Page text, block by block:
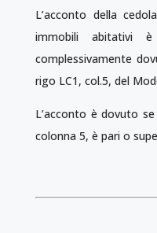
L’acconto della
immobili abitativi
complessivamente
rigo LC1, col.5, del
L’acconto è dovuto
colonna 5, è pari o